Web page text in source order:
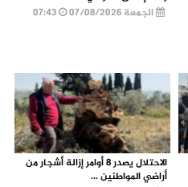
الجمعة 07/08/2026
07:43
الاحتلال يصدر 8 أوامر إزالة أشجار من
أراضي المواطنين ...